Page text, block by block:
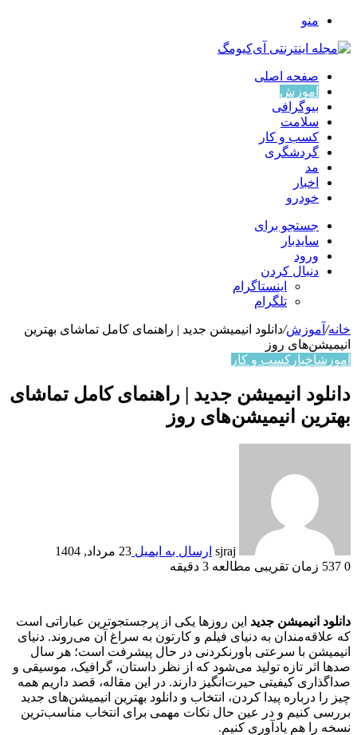
منو
صفحه اصلی
آموزش
بیوگرافی
سلامت
کسب و کار
گردشگری
مد
اخبار
خودرو
جستجو برای
سایدبار
ورود
دنبال کردن
اینستاگرام
تلگرام
خانه/ آموزش/دانلود انیمیشن جدید | راهنمای کامل تماشای بهترین
انیمیشن‌های روز
آموزشاخبار کسب و کار
دانلود انیمیشن جدید | راهنمای کامل تماشای
بهترین انیمیشن‌های روز
sjraj ارسال به ایمیل 23 مرداد, 1404
0
زمان تقریبی مطالعه 3 دقیقه
دانلود انیمیشن جدید این روزها یکی از پرجستجوترین عباراتی است
که علاقه‌مندان به دنیای فیلم و کارتون به سراغ آن می‌روند. دنیای
انیمیشن با سرعتی باورنکردنی در حال پیشرفت است؛ هر سال
صدها اثر تازه تولید می‌شود که از نظر داستان، گرافیک، موسیقی و
صداگذاری کیفیتی حیرت‌انگیز دارند. در این مقاله، قصد داریم همه
چیز را درباره پیدا کردن، انتخاب و دانلود بهترین انیمیشن‌های جدید
بررسی کنیم و در عین حال نکات مهمی برای انتخاب مناسب‌ترین
نسخه را هم یادآوری کنیم.